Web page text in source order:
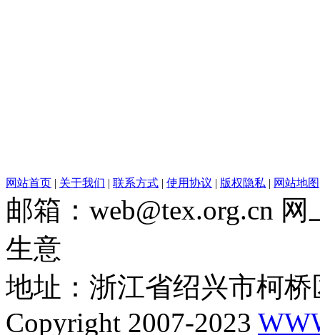
网站首页 | 关于我们 | 联系方式 | 使用协议 | 版权隐私 | 网站地图
邮箱：web@tex.org.cn
生意
地址：浙江省绍兴市柯
Copyright 2007-2023